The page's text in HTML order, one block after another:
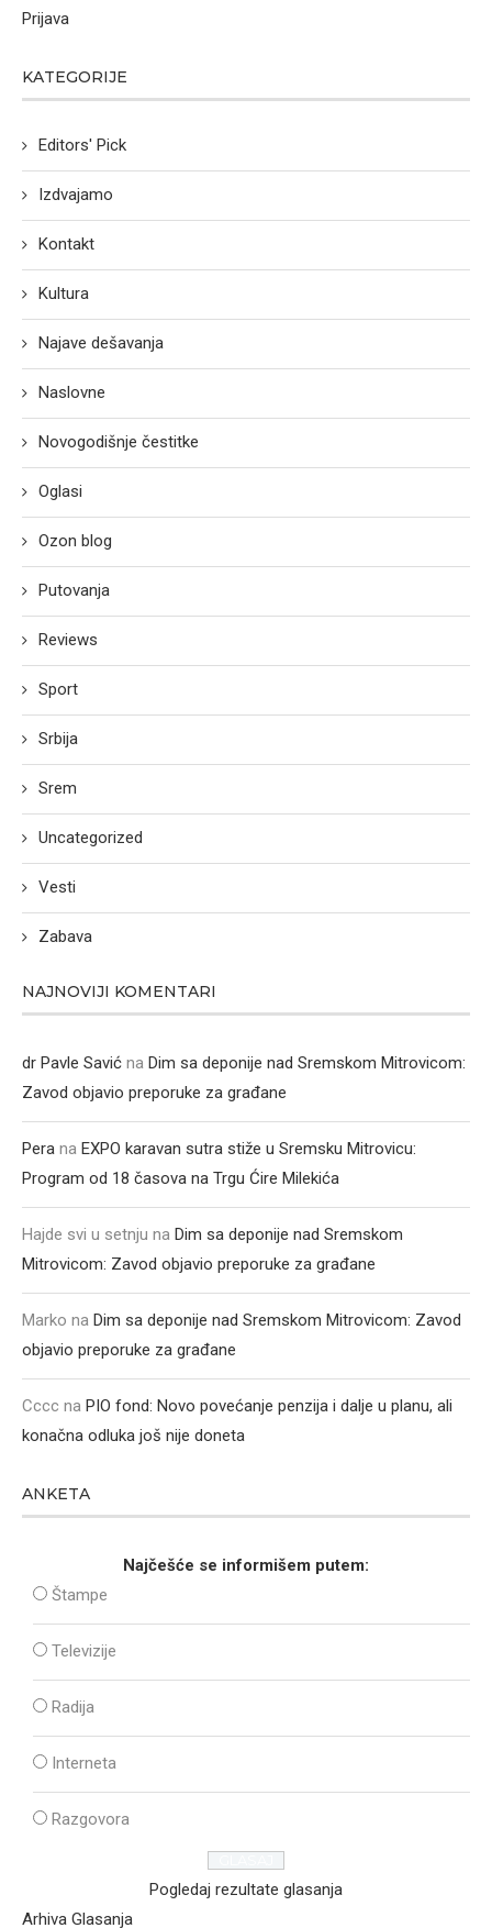
Prijava
KATEGORIJE
Editors' Pick
Izdvajamo
Kontakt
Kultura
Najave dešavanja
Naslovne
Novogodišnje čestitke
Oglasi
Ozon blog
Putovanja
Reviews
Sport
Srbija
Srem
Uncategorized
Vesti
Zabava
NAJNOVIJI KOMENTARI
dr Pavle Savić na Dim sa deponije nad Sremskom Mitrovicom:
Zavod objavio preporuke za građane
Pera na EXPO karavan sutra stiže u Sremsku Mitrovicu:
Program od 18 časova na Trgu Ćire Milekića
Hajde svi u setnju na Dim sa deponije nad Sremskom
Mitrovicom: Zavod objavio preporuke za građane
Marko na Dim sa deponije nad Sremskom Mitrovicom: Zavod
objavio preporuke za građane
Cccc na PIO fond: Novo povećanje penzija i dalje u planu, ali
konačna odluka još nije doneta
ANKETA
Najčešće se informišem putem:
Štampe
Televizije
Radija
Interneta
Razgovora
Pogledaj rezultate glasanja
Arhiva Glasanja